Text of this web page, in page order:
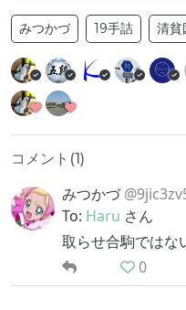
みつかづ 19手詰 清貧
コメント(1)
みつかづ
To: Haru さん
取らせ合駒ではな
0